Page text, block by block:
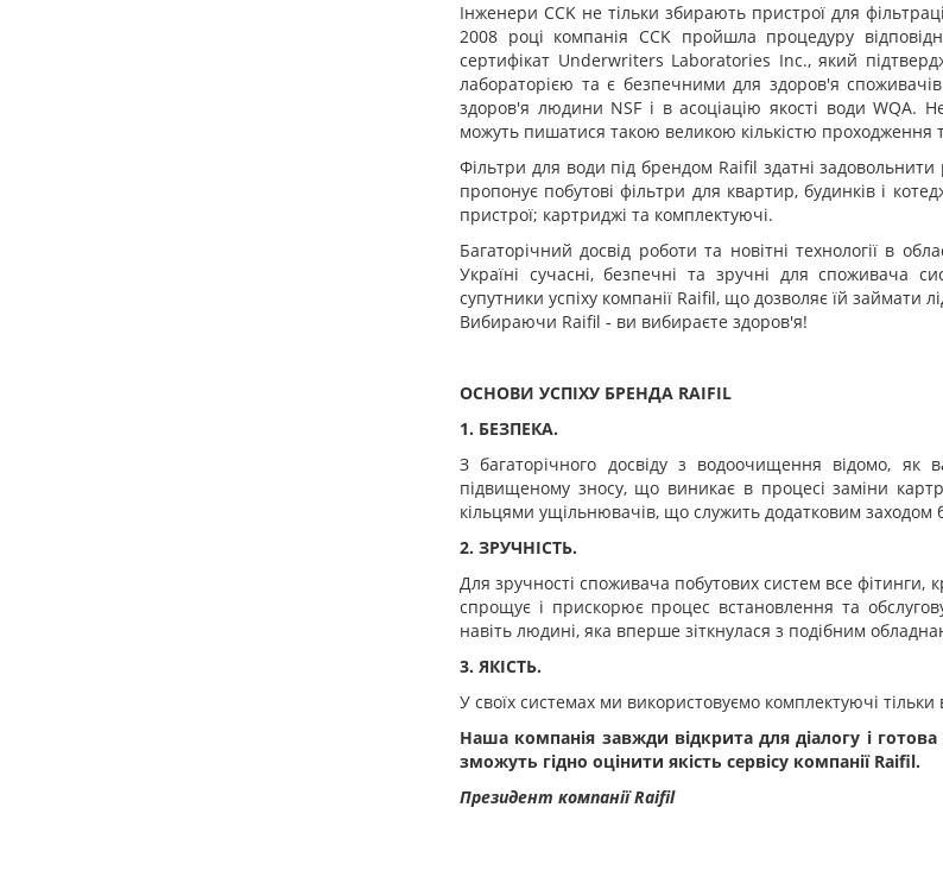
Інженери CCK не тільки збирають пристрої для
2008 році компанія CCK пройшла процедуру
сертифікат Underwriters Laboratories Inc., який
лабораторією та є безпечними для здоров'я
здоров'я людини NSF і в асоціацію якості води WQA.
можуть пишатися такою великою кількістю проходження
Фільтри для води під брендом Raifil здатні задовольнити
пропонує побутові фільтри для квартир, будинків і
пристрої; картриджі та комплектуючі.
Багаторічний досвід роботи та новітні технології в
Україні сучасні, безпечні та зручні для споживача
супутники успіху компанії Raifil, що дозволяє їй займати
Вибираючи Raifil - ви вибираєте здоров'я!
ОСНОВИ УСПІХУ БРЕНДА RAIFIL
1. БЕЗПЕКА.
З багаторічного досвіду з водоочищення відомо, як
підвищеному зносу, що виникає в процесі заміни
кільцями ущільнювачів, що служить додатковим заходом
2. ЗРУЧНІСТЬ.
Для зручності споживача побутових систем все
спрощує і прискорює процес встановлення та
навіть людині, яка вперше зіткнулася з подібним
3. ЯКІСТЬ.
У своїх системах ми використовуємо комплектуючі тільки
Наша компанія завжди відкрита для діалогу і
зможуть гідно оцінити якість сервісу компанії Raifil.
Президент компанії Raifil